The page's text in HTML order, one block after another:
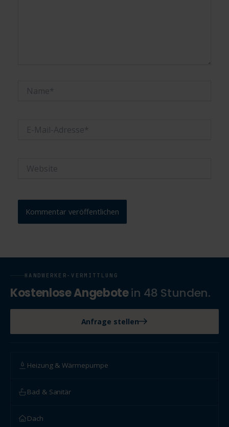
Mail-
HANDWERKER-VERMITTLUNG
Kostenlose Angebotein 48 Stunden.
Anfrage stellen
Heizung & Wärmepumpe
Bad & Sanitär
Dach